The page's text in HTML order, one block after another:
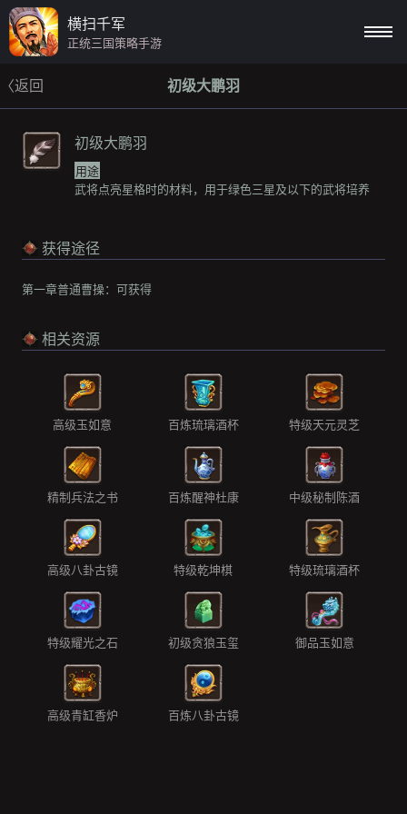
横扫千军
正统三国策略手游
〈返回 初级大鹏羽
初级大鹏羽
用途
武将点亮星格时的材料，用于绿色三星及以下的武将培养
获得途径
第一章普通曹操： 可获得
相关资源
高级玉如意 百炼琉璃酒杯 特级天元灵芝
精制兵法之书 百炼醒神杜康 中级秘制陈酒
高级八卦古镜 特级乾坤棋 特级琉璃酒杯
特级耀光之石 初级贪狼玉玺 御品玉如意
高级青缸香炉 百炼八卦古镜